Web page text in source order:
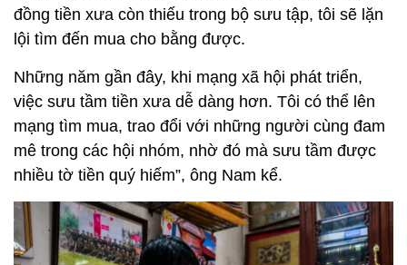
đồng tiền xưa còn thiếu trong bộ sưu tập, tôi sẽ lặn
lội tìm đến mua cho bằng được.
Những năm gần đây, khi mạng xã hội phát triển,
việc sưu tầm tiền xưa dễ dàng hơn. Tôi có thể lên
mạng tìm mua, trao đổi với những người cùng đam
mê trong các hội nhóm, nhờ đó mà sưu tầm được
nhiều tờ tiền quý hiếm”, ông Nam kể.